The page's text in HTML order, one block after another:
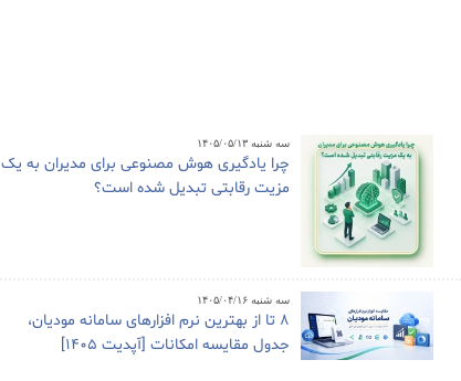
سه شنبه ۱۴۰۵/۰۵/۱۳
چرا یادگیری هوش مصنوعی برای مدیران به یک
مزیت رقابتی تبدیل شده است؟
سه شنبه ۱۴۰۵/۰۴/۱۶
8 تا از بهترین نرم افزارهای سامانه مودیان،
جدول مقایسه امکانات [آپدیت 1405]